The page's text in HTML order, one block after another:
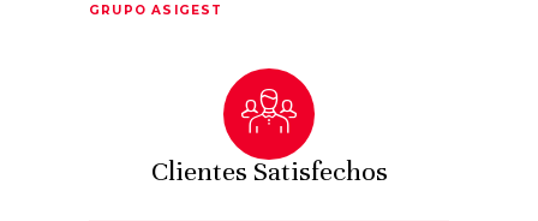
GRUPO ASIGEST
Clientes Satisfechos